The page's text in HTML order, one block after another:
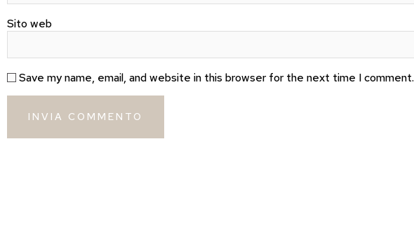
Sito web
Save my name, email, and website in this browser for the next time I comment.